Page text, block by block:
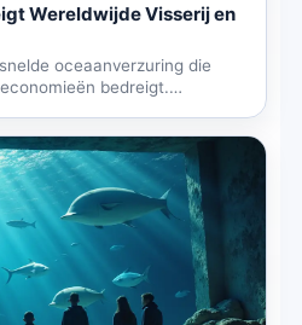
Wereldwijde Visserij en
oceaanverzuring die
bedreigt.